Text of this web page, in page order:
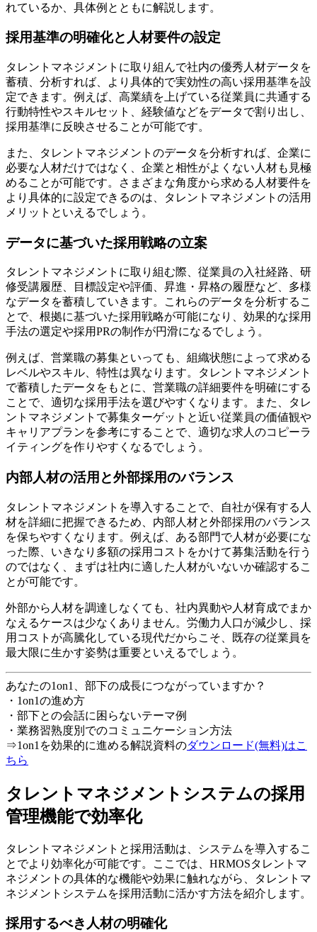
れているか、具体例とともに解説します。
採用基準の明確化と人材要件の設定
タレントマネジメントに取り組んで社内の優秀人材データを
蓄積、分析すれば、より具体的で実効性の高い採用基準を設
定できます。例えば、高業績を上げている従業員に共通する
行動特性やスキルセット、経験値などをデータで割り出し、
採用基準に反映させることが可能です。
また、タレントマネジメントのデータを分析すれば、企業に
必要な人材だけではなく、企業と相性がよくない人材も見極
めることが可能です。さまざまな角度から求める人材要件を
より具体的に設定できるのは、タレントマネジメントの活用
メリットといえるでしょう。
データに基づいた採用戦略の立案
タレントマネジメントに取り組む際、従業員の入社経路、研
修受講履歴、目標設定や評価、昇進・昇格の履歴など、多様
なデータを蓄積していきます。これらのデータを分析するこ
とで、根拠に基づいた採用戦略が可能になり、効果的な採用
手法の選定や採用PRの制作が円滑になるでしょう。
例えば、営業職の募集といっても、組織状態によって求める
レベルやスキル、特性は異なります。タレントマネジメント
で蓄積したデータをもとに、営業職の詳細要件を明確にする
ことで、適切な採用手法を選びやすくなります。また、タレ
ントマネジメントで募集ターゲットと近い従業員の価値観や
キャリアプランを参考にすることで、適切な求人のコピーラ
イティングを作りやすくなるでしょう。
内部人材の活用と外部採用のバランス
タレントマネジメントを導入することで、自社が保有する人
材を詳細に把握できるため、内部人材と外部採用のバランス
を保ちやすくなります。例えば、ある部門で人材が必要にな
った際、いきなり多額の採用コストをかけて募集活動を行う
のではなく、まずは社内に適した人材がいないか確認するこ
とが可能です。
外部から人材を調達しなくても、社内異動や人材育成でまか
なえるケースは少なくありません。労働力人口が減少し、採
用コストが高騰化している現代だからこそ、既存の従業員を
最大限に生かす姿勢は重要といえるでしょう。
あなたの1on1、部下の成長につながっていますか？
・1on1の進め方
・部下との会話に困らないテーマ例
・業務習熟度別でのコミュニケーション方法
⇒1on1を効果的に進める解説資料のダウンロード(無料)はこ
ちら
タレントマネジメントシステムの採用
管理機能で効率化
タレントマネジメントと採用活動は、システムを導入するこ
とでより効率化が可能です。ここでは、HRMOSタレントマ
ネジメントの具体的な機能や効果に触れながら、タレントマ
ネジメントシステムを採用活動に活かす方法を紹介します。
採用するべき人材の明確化